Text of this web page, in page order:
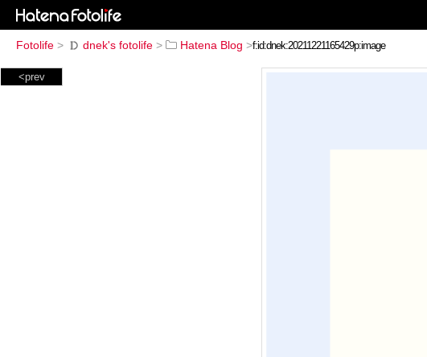
Fotolife > dnek's fotolife > Hatena Blog >
<prev